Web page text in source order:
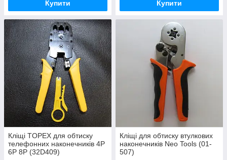
Купити Купити
Кліщі TOPEX для обтиску
телефонних наконечників 4P
6P 8P (32D409)
Кліщі для обтиску втулкових
наконечників Neo Tools (01-
507)